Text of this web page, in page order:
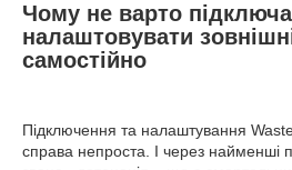
Чому не варто
налаштовувати
самостійно
Підключення та налаштування
справа непроста. І через найменші